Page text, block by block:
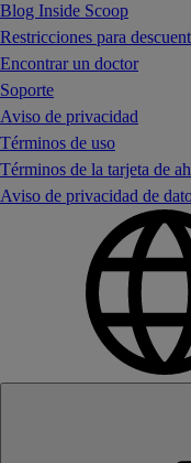
Blog Inside Scoop
Restricciones para
Encontrar un doctor
Soporte
Aviso de privacidad
Términos de uso
Términos de la tarjeta de
Aviso de privacidad de